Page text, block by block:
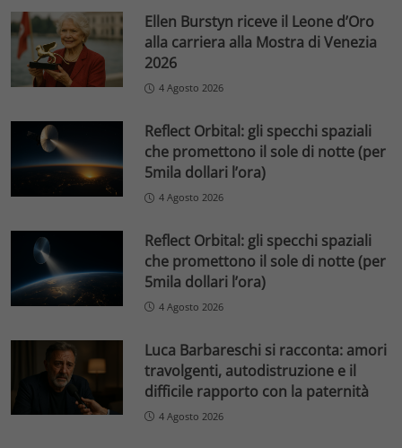
Ellen Burstyn riceve il Leone d’Oro
alla carriera alla Mostra di Venezia
2026
4 Agosto 2026
Reflect Orbital: gli specchi spaziali
che promettono il sole di notte (per
5mila dollari l’ora)
4 Agosto 2026
Reflect Orbital: gli specchi spaziali
che promettono il sole di notte (per
5mila dollari l’ora)
4 Agosto 2026
Luca Barbareschi si racconta: amori
travolgenti, autodistruzione e il
difficile rapporto con la paternità
4 Agosto 2026